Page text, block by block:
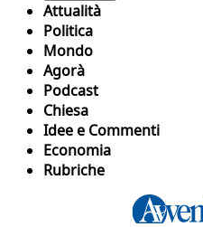
Attualità
Politica
Mondo
Agorà
Podcast
Chiesa
Idee e Commenti
Economia
Rubriche